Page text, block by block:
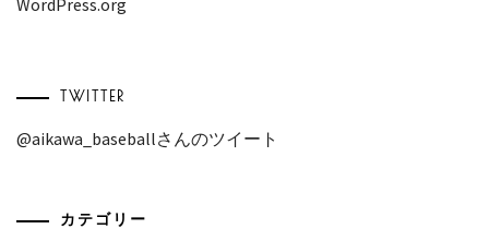
WordPress.org
TWITTER
@aikawa_baseballさんのツイート
カテゴリー